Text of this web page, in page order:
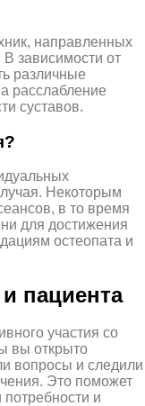
направленных
зависимости от
различные
расслабление
суставов.
Некоторым
в то время
для достижения
остеопата и
пациента
участия со
вы открыто
вопросы и следили
Это поможет
и